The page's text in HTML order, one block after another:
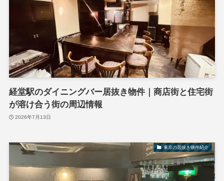
経堂駅のダイニングバー居抜き物件｜商店街と住宅街
が溶け合う街の周辺情報
2026年7月13日
東京の居抜き物件紹介